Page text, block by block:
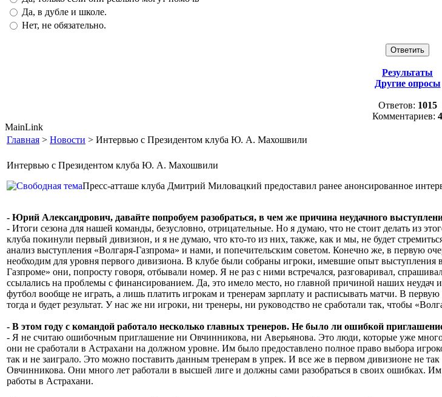
Да, в дубле и школе.
Нет, не обязательно.
Результаты
Другие опросы
Ответов: 1015
Комментариев: 4
MainLink
Главная > Новости > Интервью с Президентом клуба Ю. А. Махошвили
Интервью с Президентом клуба Ю. А. Махошвили
Пресс-атташе клуба Дмитрий Миловацкий предоставил ранее анонсированное
- Юрий Александрович, давайте попробуем разобраться, в чем же причина неудачного
- Итоги сезона для нашей команды, безусловно, отрицательные. Но я думаю, что не стоит делать из
клуба покинули первый дивизион, и я не думаю, что кто-то из них, также, как и мы, не будет
анализ выступления «Волгаря-Газпрома» и нами, и попечительским советом. Конечно же, в первую
необходим для уровня первого дивизиона. В клубе были собраны игроки, имевшие опыт
Газпроме» они, попросту говоря, отбывали номер. Я не раз с ними встречался, разговаривал,
ссылались на проблемы с финансированием. Да, это имело место, но главной причиной наших неудач
футбол вообще не играть, а лишь платить игрокам и тренерам зарплату и расписывать матчи. В
тогда и будет результат. У нас же ни игроки, ни тренеры, ни руководство не сработали так, чтобы
- В этом году с командой работало несколько главных тренеров. Не было ли ошибкой
- Я не считаю ошибочным приглашение ни Овчинникова, ни Аверьянова. Это люди, которые уже
они не сработали в Астрахани на должном уровне. Им было предоставлено полное право выбора
так и не заиграло. Это можно поставить данным тренерам в упрек. И все же в первом дивизионе не
Овчинникова. Они много лет работали в высшей лиге и должны сами разобраться в своих ошибках.
работы в Астрахани.